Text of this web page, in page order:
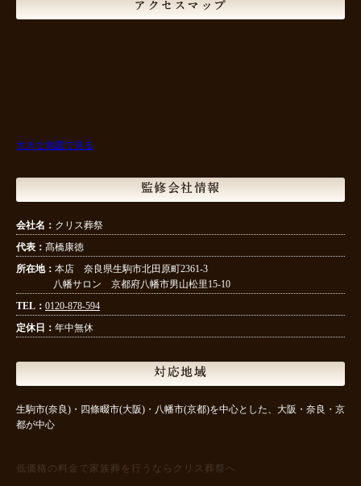
アクセスマップ
大きな地図で見る
監修会社情報
会社名： クリス葬祭
代表： 髙橋康徳
所在地： 本店 奈良県生駒市北田原町2361-3
八幡サロン 京都府八幡市男山松里15-10
TEL： 0120-878-594
定休日： 年中無休
対応地域
生駒市(奈良)・四條畷市(大阪)・八幡市(京都)を中心とした、大阪・奈良・京
都が中心
低価格の料金で家族葬を行うならクリス葬祭へ